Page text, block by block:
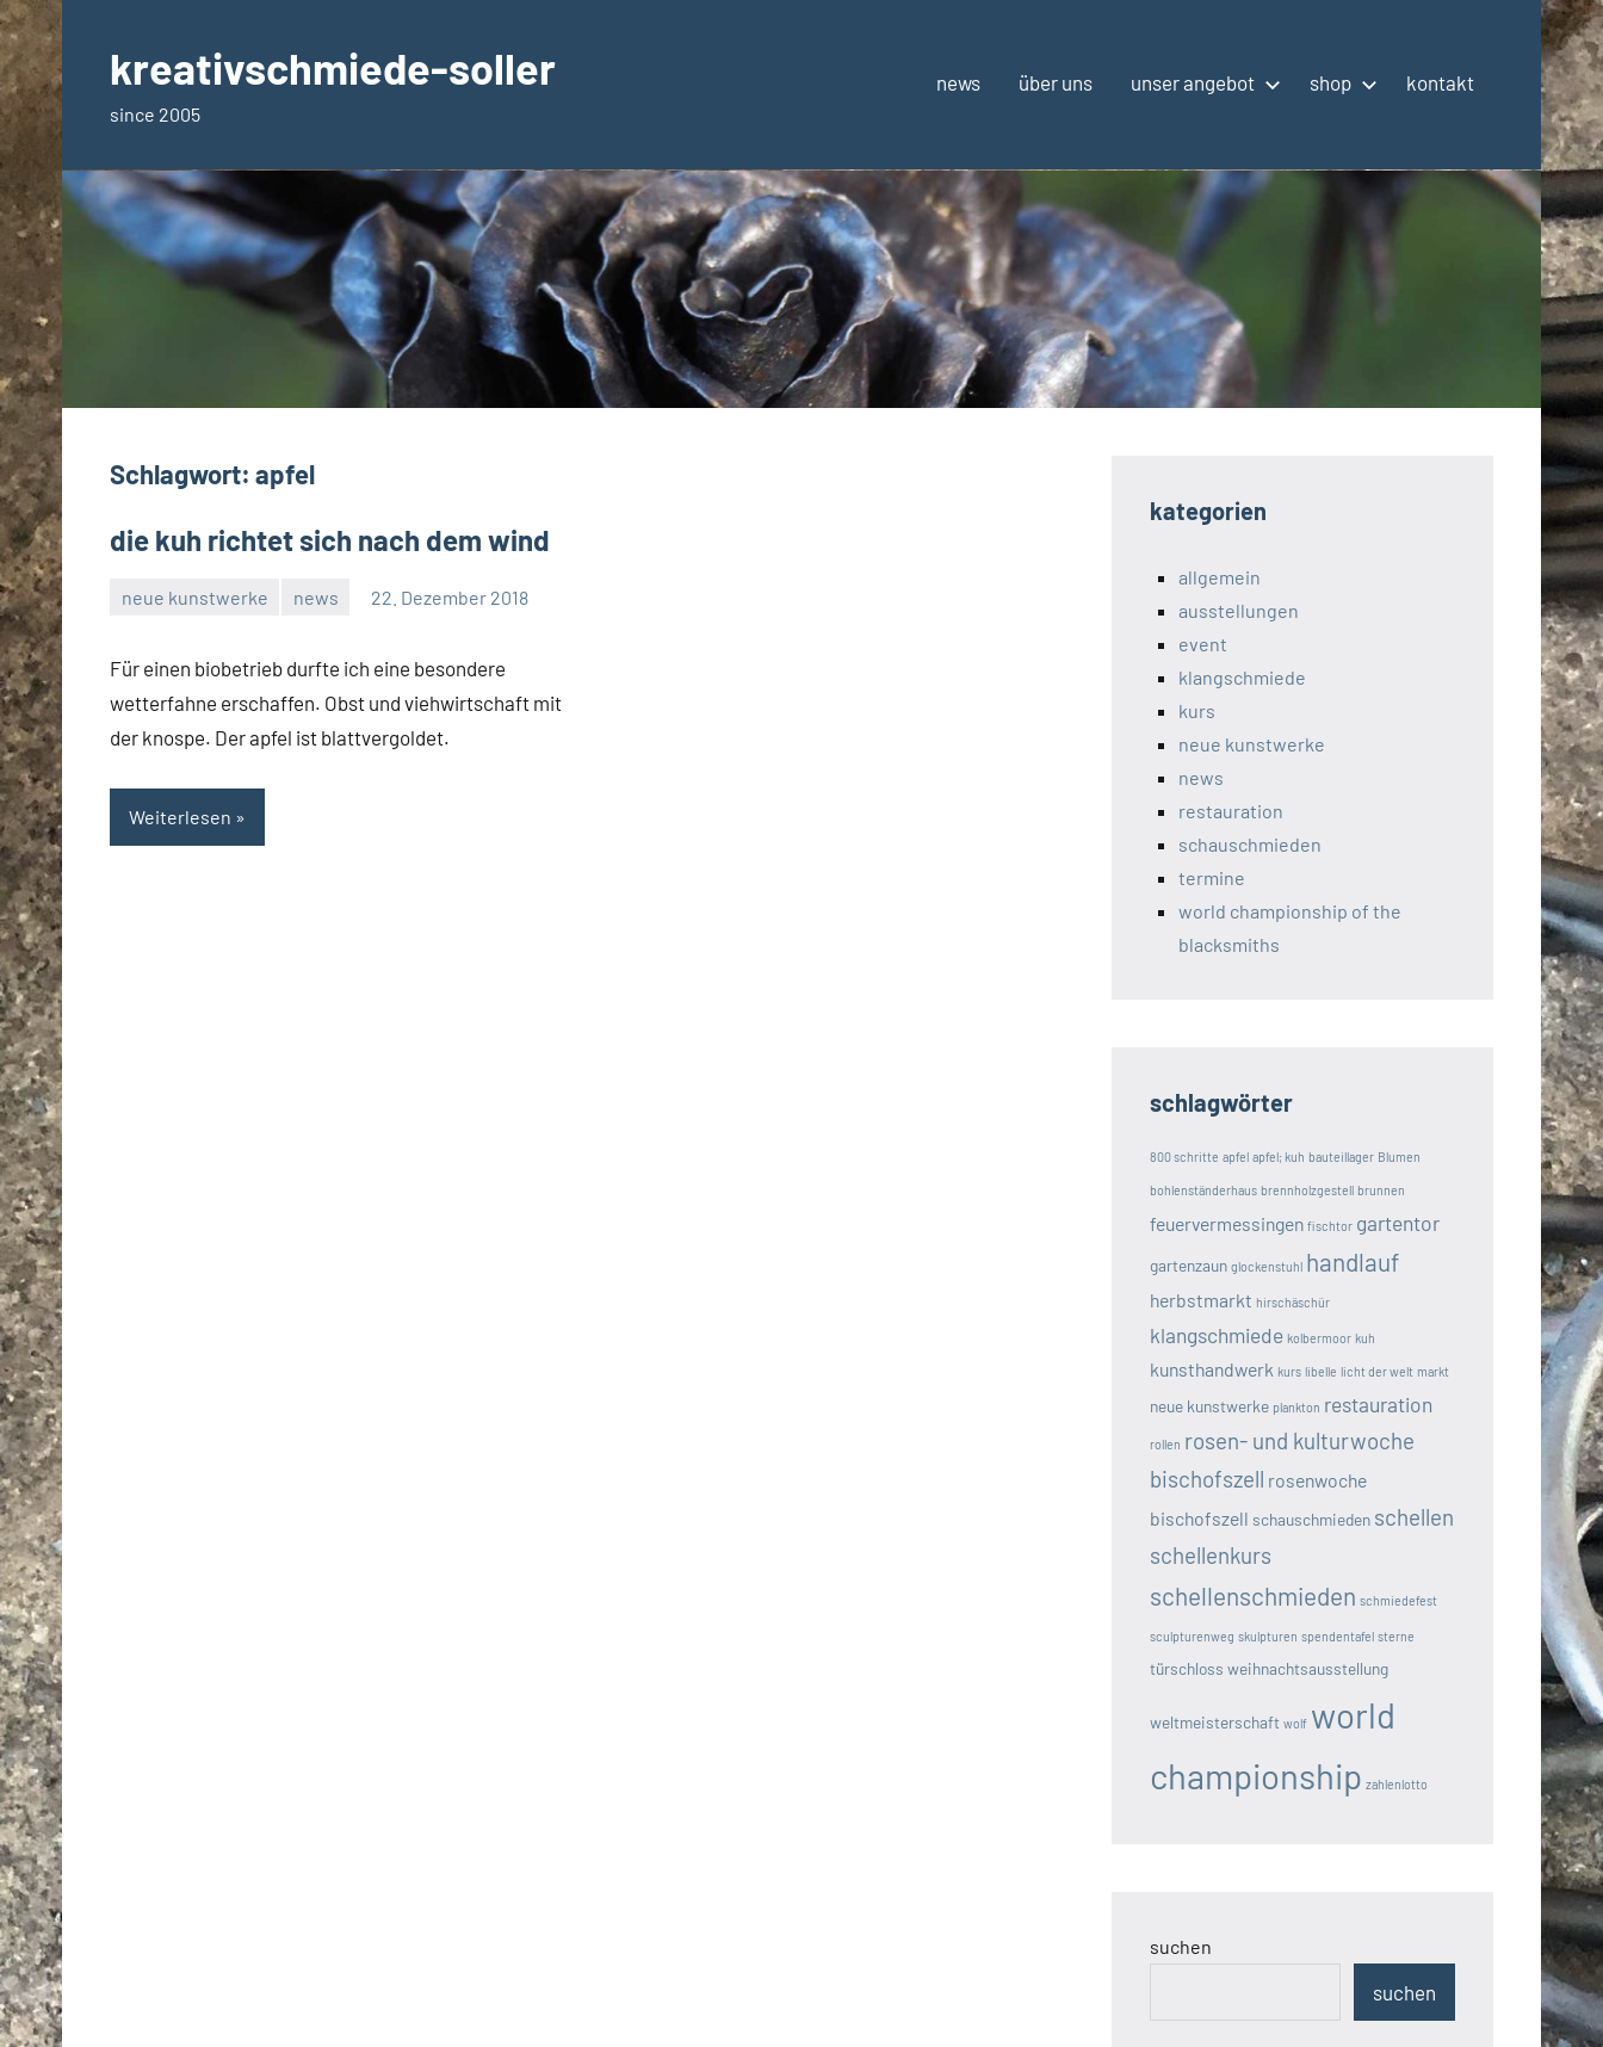
springenkreativschmiede-soller
since 2005
news über uns unser angebot shop kontakt
Schlagwort: apfel
die kuh richtet sich nach dem wind
neue kunstwerke news 22. Dezember 2018
Für einen biobetrieb durfte ich eine besondere
wetterfahne erschaffen. Obst und viehwirtschaft mit
der knospe. Der apfel ist blattvergoldet.
Weiterlesen
kategorien
allgemein
ausstellungen
event
klangschmiede
kurs
neue kunstwerke
news
restauration
schauschmieden
termine
world championship of the
blacksmiths
schlagwörter
800 schritte apfel apfel; kuh bauteillager Blumen
bohlenständerhaus brennholzgestell brunnen
feuervermessingen fischtor gartentor
gartenzaun glockenstuhl handlauf
herbstmarkt hirschäschür
klangschmiede kolbermoor kuh
kunsthandwerk kurs libelle licht der welt markt
neue kunstwerke plankton restauration
rollen rosen- und kulturwoche
bischofszell rosenwoche
bischofszell schauschmieden schellen
schellenkurs
schellenschmieden schmiedefest
sculpturenweg skulpturen spendentafel sterne
türschloss weihnachtsausstellung
weltmeisterschaft wolf world
championship zahlenlotto
suchen
suchen